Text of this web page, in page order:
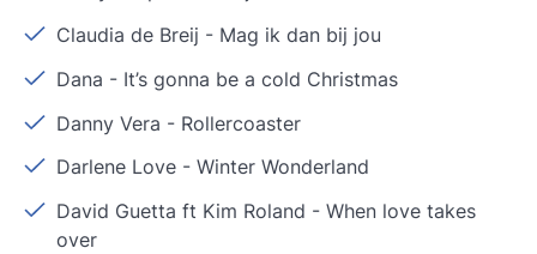
Claudia de Breij - Mag ik dan bij jou
Dana - It’s gonna be a cold Christmas
Danny Vera - Rollercoaster
Darlene Love -Winter Wonderland
David Guetta ft Kim Roland -When love takes
over